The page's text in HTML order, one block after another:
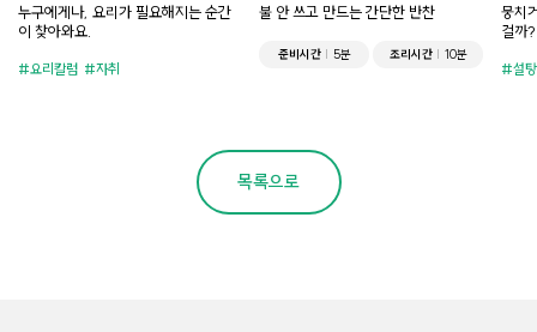
누구에게나, 요리가 필요해지는 순간
이 찾아와요.
요리칼럼 자취
불 안 쓰고 만드는 간단한 반찬
준비시간 5분 조리시간 10분
뭉치
걸까?
설탕
목록으로